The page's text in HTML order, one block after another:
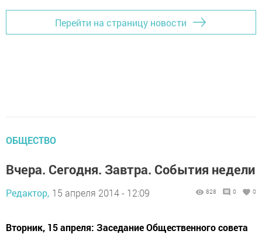
Перейти на страницу новости
ОБЩЕСТВО
Вчера. Сегодня. Завтра. События недели
Редактор, 15 апреля 2014 - 12:09 828 0 0
Вторник, 15 апреля: Заседание Общественного совета